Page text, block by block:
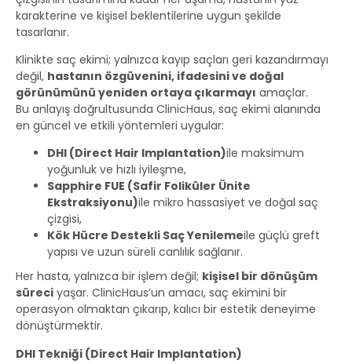
karakterine ve kişisel beklentilerine uygun şekilde
tasarlanır.
Klinikte saç ekimi; yalnızca kayıp saçları geri kazandırmayı
değil, hastanın özgüvenini, ifadesini ve doğal
görünümünü yeniden ortaya çıkarmayı amaçlar.
Bu anlayış doğrultusunda ClinicHaus, saç ekimi alanında
en güncel ve etkili yöntemleri uygular:
DHI (Direct Hair Implantation)ile maksimum
yoğunluk ve hızlı iyileşme,
Sapphire FUE (Safir Foliküler Ünite
Ekstraksiyonu)ile mikro hassasiyet ve doğal saç
çizgisi,
Kök Hücre Destekli Saç Yenilemeile güçlü greft
yapısı ve uzun süreli canlılık sağlanır.
Her hasta, yalnızca bir işlem değil; kişisel bir dönüşüm
süreci yaşar. ClinicHaus’un amacı, saç ekimini bir
operasyon olmaktan çıkarıp, kalıcı bir estetik deneyime
dönüştürmektir.
DHI Tekniği (Direct Hair Implantation)